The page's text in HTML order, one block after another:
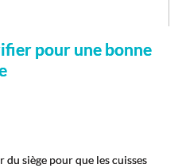
pour une bonne
du siège pour que les cuisses